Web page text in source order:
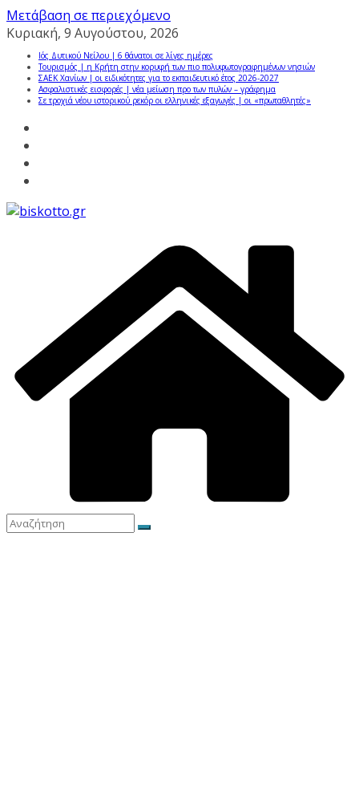
Μετάβαση σε περιεχόμενο
Κυριακή, 9 Αυγούστου, 2026
Ιός Δυτικού Νείλου | 6 θάνατοι σε λίγες ημέρες
Τουρισμός | η Κρήτη στην κορυφή των πιο πολυφωτογραφημένων νησιών
ΣΑΕΚ Χανίων | οι ειδικότητες για το εκπαιδευτικό έτος 2026-2027
Ασφαλιστικές εισφορές | νέα μείωση προ των πυλών – γράφημα
Σε τροχιά νέου ιστορικού ρεκόρ οι ελληνικές εξαγωγές | οι «πρωταθλητές»